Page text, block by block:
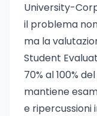
University-
il problema
ma la
Student
70% al 100%
mantiene
e ripercussioni